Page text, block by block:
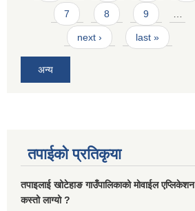
7 8 9
next › last »
अन्य
तपाईको प्रतिकृया
तपाइलाई खोटेहाङ गाउँपालिकाको माेवाईल एप्लिकेशन
कस्तो लाग्यो ?